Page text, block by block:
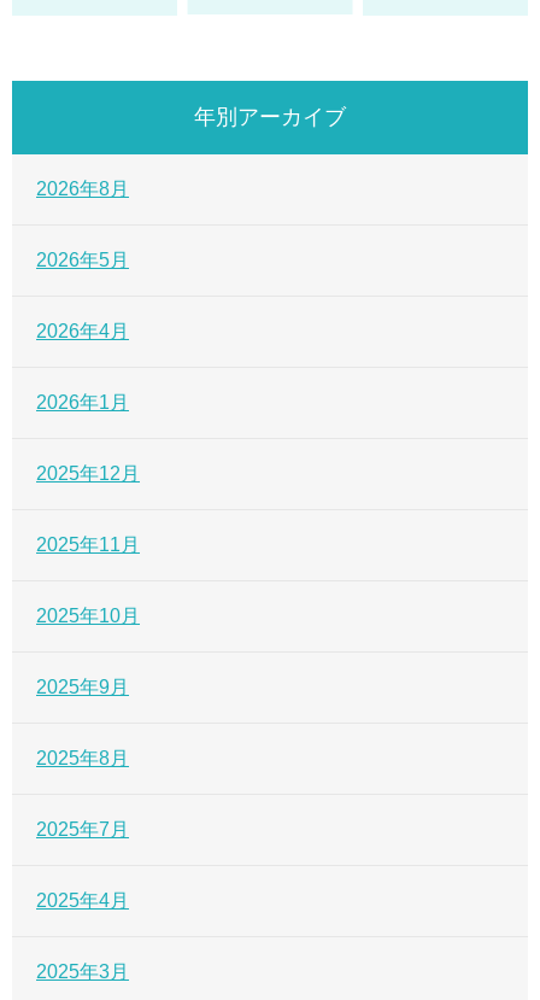
年別アーカイブ
2026年8月
2026年5月
2026年4月
2026年1月
2025年12月
2025年11月
2025年10月
2025年9月
2025年8月
2025年7月
2025年4月
2025年3月